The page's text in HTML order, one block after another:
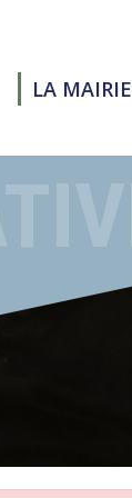
LA MAIRIE